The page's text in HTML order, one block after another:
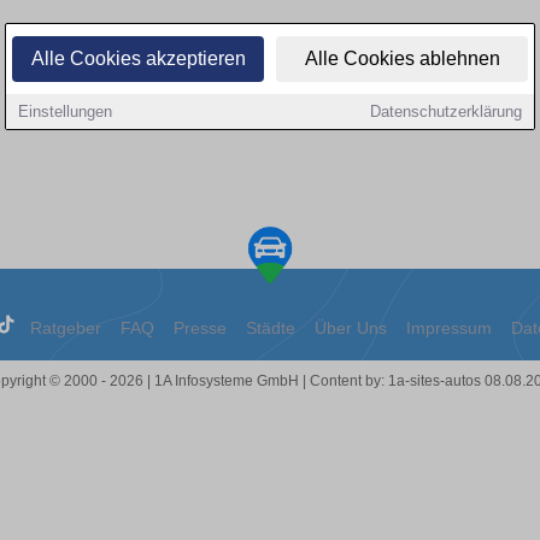
Alle Cookies akzeptieren Alle Cookies ablehnen
Einstellungen Datenschutzerklärung
Ratgeber FAQ Presse Städte Über Uns Impressum
© 2000 - 2026 | 1A Infosysteme GmbH | Content by: 1a-sites-autos